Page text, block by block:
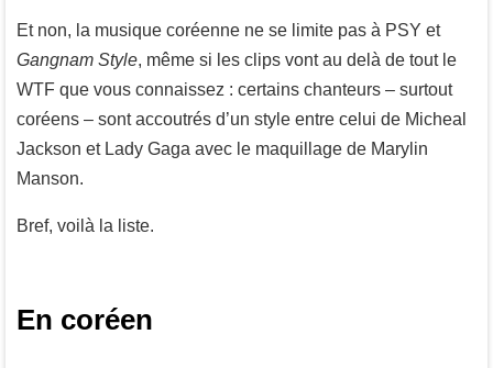
Et non, la musique coréenne ne se limite pas à PSY et
Gangnam Style, même si les clips vont au delà de tout le
WTF que vous connaissez : certains chanteurs – surtout
coréens – sont accoutrés d’un style entre celui de Micheal
Jackson et Lady Gaga avec le maquillage de Marylin
Manson.
Bref, voilà la liste.
En coréen